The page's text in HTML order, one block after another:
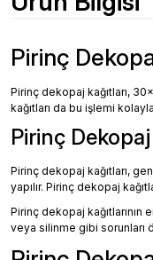
Pirinç
Pirinç dekopaj kağıtları,
kağıtları da bu işlemi
Pirinç Dekopaj
Pirinç dekopaj kağıtları,
yapılır. Pirinç dekopaj
Pirinç dekopaj
veya silinme gibi sorunları